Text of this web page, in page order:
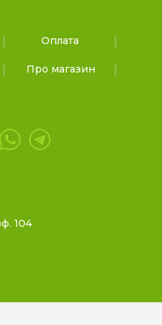
Оплата
Про магазин
104